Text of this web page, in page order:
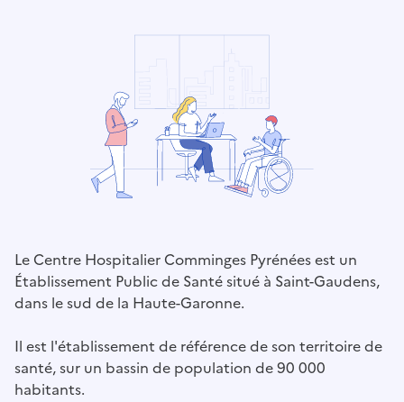
Le Centre Hospitalier Comminges Pyrénées est un
Établissement Public de Santé situé à Saint-Gaudens,
dans le sud de la Haute-Garonne.
Il est l'établissement de référence de son territoire de
santé, sur un bassin de population de 90 000
habitants.